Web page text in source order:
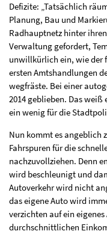
Defizite: „Tatsächlich
Planung, Bau und
Radhauptnetz hinter
Verwaltung gefordert,
unwillkürlich ein, wie der
ersten Amtshandlungen
wegfräste. Bei einer
2014 geblieben. Das
ein wenig für die
Nun kommt es angeblich
Fahrspuren für die
nachzuvollziehen. Denn
wird beschleunigt und
Autoverkehr wird nicht
das eigene Auto wird
verzichten auf ein
durchschnittlichen